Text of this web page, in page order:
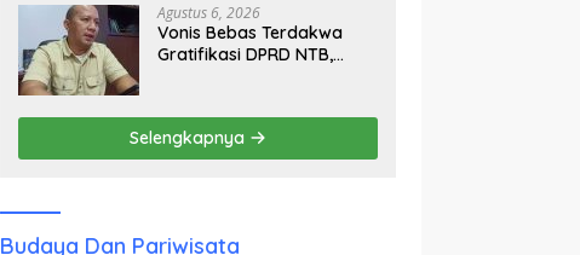
Agustus 6, 2026
Vonis Bebas Terdakwa
Gratifikasi DPRD NTB,
Selengkapnya
Budaya Dan Pariwisata